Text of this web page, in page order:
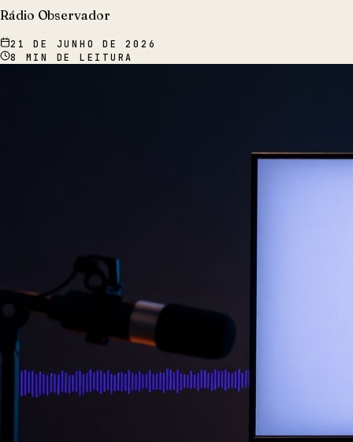
Rádio Observador
21 DE JUNHO DE 2026
8
MIN DE LEITURA